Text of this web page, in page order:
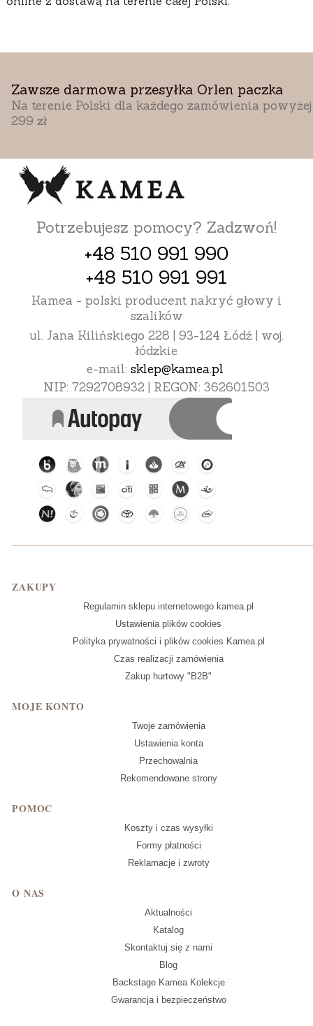
Zawsze darmowa przesyłka Orlen paczka
Na terenie Polski dla każdego zamówienia powyżej
299 zł
Potrzebujesz pomocy? Zadzwoń!
+48 510 991 990
+48 510 991 991
Kamea - polski producent nakryć głowy i
szalików
ul. Jana Kilińskiego 228 | 93-124 Łódź | woj.
łódzkie
e-mail: sklep@kamea.pl
NIP: 7292708932 | REGON: 362601503
Linki w stopce
ZAKUPY
Regulamin sklepu internetowego kamea.pl
Ustawienia plików cookies
Polityka prywatności i plików cookies Kamea.pl
Czas realizacji zamówienia
Zakup hurtowy "B2B"
MOJE KONTO
Twoje zamówienia
Ustawienia konta
Przechowalnia
Rekomendowane strony
POMOC
Koszty i czas wysyłki
Formy płatności
Reklamacje i zwroty
O NAS
Aktualności
Katalog
Skontaktuj się z nami
Blog
Backstage Kamea Kolekcje
Gwarancja i bezpieczeństwo